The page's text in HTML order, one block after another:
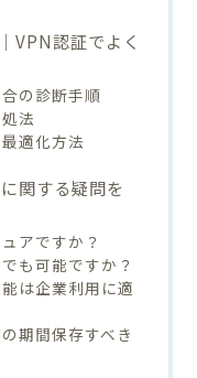
VPN認証でよく
の診断手順
法
適化方法
関する疑問を
アですか？
も可能ですか？
は企業利用に適
期間保存すべき